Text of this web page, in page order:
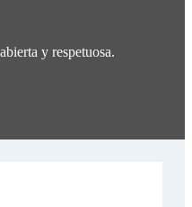
y respetuosa.